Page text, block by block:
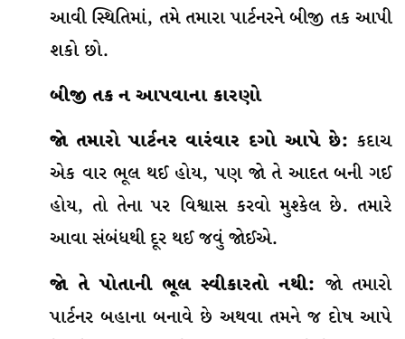
આવી સ્થિતિમાં, તમે તમારા પાર્ટનરને બીજી તક આપી
શકો છો.
બીજી તક ન આપવાના કારણો
જો તમારો પાર્ટનર વારંવાર દગો આપે છે: કદાચ
એક વાર ભૂલ થઈ હોય, પણ જો તે આદત બની ગઈ
હોય, તો તેના પર વિશ્વાસ કરવો મુશ્કેલ છે. તમારે
આવા સંબંધથી દૂર થઈ જવું જોઈએ.
જો તે પોતાની ભૂલ સ્વીકારતો નથી: જો તમારો
પાર્ટનર બહાના બનાવે છે અથવા તમને જ દોષ આપે